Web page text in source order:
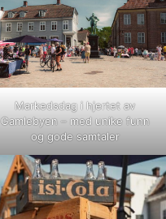
Markedsdag i hjertet av
Gamlebyen – med unike funn
og gode samtaler